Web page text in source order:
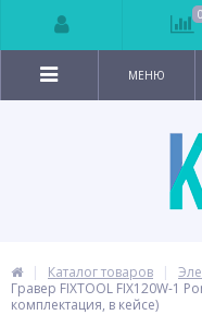
МЕНЮ
Каталог товаров
Гравер FIXTOOL FIX120W-1
комплектация, в кейсе)
0